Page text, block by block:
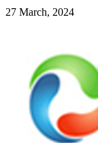
27 March, 2024